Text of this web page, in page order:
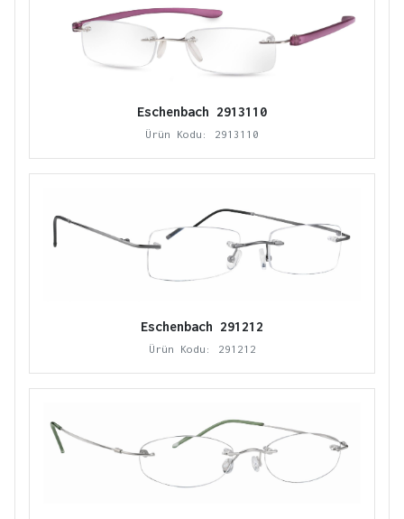
Eschenbach 2913110
Ürün Kodu: 2913110
Eschenbach 291212
Ürün Kodu: 291212